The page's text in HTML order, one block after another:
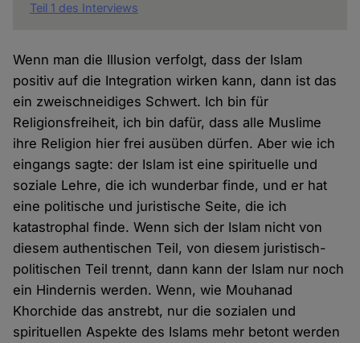
Teil 1 des Interviews
Wenn man die Illusion verfolgt, dass der Islam
positiv auf die Integration wirken kann, dann ist das
ein zweischneidiges Schwert. Ich bin für
Religionsfreiheit, ich bin dafür, dass alle Muslime
ihre Religion hier frei ausüben dürfen. Aber wie ich
eingangs sagte: der Islam ist eine spirituelle und
soziale Lehre, die ich wunderbar finde, und er hat
eine politische und juristische Seite, die ich
katastrophal finde. Wenn sich der Islam nicht von
diesem authentischen Teil, von diesem juristisch-
politischen Teil trennt, dann kann der Islam nur noch
ein Hindernis werden. Wenn, wie Mouhanad
Khorchide das anstrebt, nur die sozialen und
spirituellen Aspekte des Islams mehr betont werden